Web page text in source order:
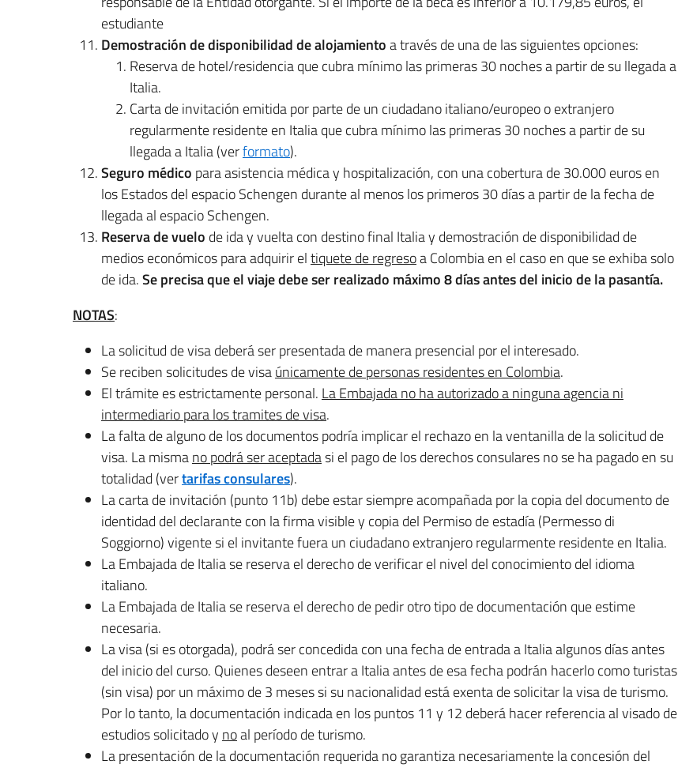
estudiante
Demostración de disponibilidad de alojamientoa través de una de las siguientes opciones:
Reserva de hotel/residencia que cubra mínimo las primeras 30 noches a partir de su llegada a
Italia.
Carta de invitación emitida por parte de un ciudadano italiano/europeo o extranjero
regularmente residente en Italia que cubra mínimo las primeras 30 noches a partir de su
llegada a Italia (verformato).
Seguro médico para asistencia médica y hospitalización, con una cobertura de 30.000 euros en
los Estados del espacio Schengen durante al menos los primeros 30 días a partir de la fecha de
llegada al espacio Schengen.
Reserva de vuelo de ida y vuelta con destino final Italia y demostración de disponibilidad de
medios económicos para adquirir eltiquete de regresoa Colombia en el caso en que se exhiba solo
de ida.Se precisa que el viaje debe ser realizado máximo 8 días antes del inicio de la pasantía.
NOTAS:
La solicitud de visa deberá ser presentada de manera presencial por el interesado.
Se reciben solicitudes de visaúnicamente de personas residentes en Colombia.
El trámite es estrictamente personal. La Embajada no ha autorizado a ninguna agencia ni
intermediario para los tramites de visa.
La falta de alguno de los documentos podría implicar el rechazo en la ventanilla de la solicitud de
visa. La mismano podrá ser aceptadasi el pago de los derechos consulares no se ha pagado en su
totalidad (vertarifas consulares).
La carta de invitación (punto 11b) debe estar siempre acompañada por la copia del documento de
identidad del declarante con la firma visible y copia del Permiso de estadía (Permesso di
Soggiorno) vigente si el invitante fuera un ciudadano extranjero regularmente residente en Italia.
La Embajada de Italia se reserva el derecho de verificar el nivel del conocimiento del idioma
italiano.
La Embajada de Italia se reserva el derecho de pedir otro tipo de documentación que estime
necesaria.
La visa (si es otorgada), podrá ser concedida con una fecha de entrada a Italia algunos días antes
del inicio del curso. Quienes deseen entrar a Italia antes de esa fecha podrán hacerlo como turistas
(sin visa) por un máximo de 3 meses si su nacionalidad está exenta de solicitar la visa de turismo.
Por lo tanto, la documentación indicada en los puntos 11 y 12 deberá hacer referencia al visado de
estudios solicitado y noal período de turismo.
La presentación de la documentación requerida no garantiza necesariamente la concesión del